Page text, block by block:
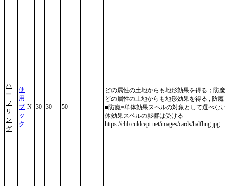
ハ
ー
フ
リ
ン
グ
使
用
ブ
ッ
ク
N 30 30 50
どの属性の土地からも地形効果を得る；防魔
どの属性の土地からも地形効果を得る ; 防魔
■防魔=単体効果スペルの対象として選べな
体効果スペルの影響は受ける
https://clib.culdcept.net/images/cards/halfling.jpg